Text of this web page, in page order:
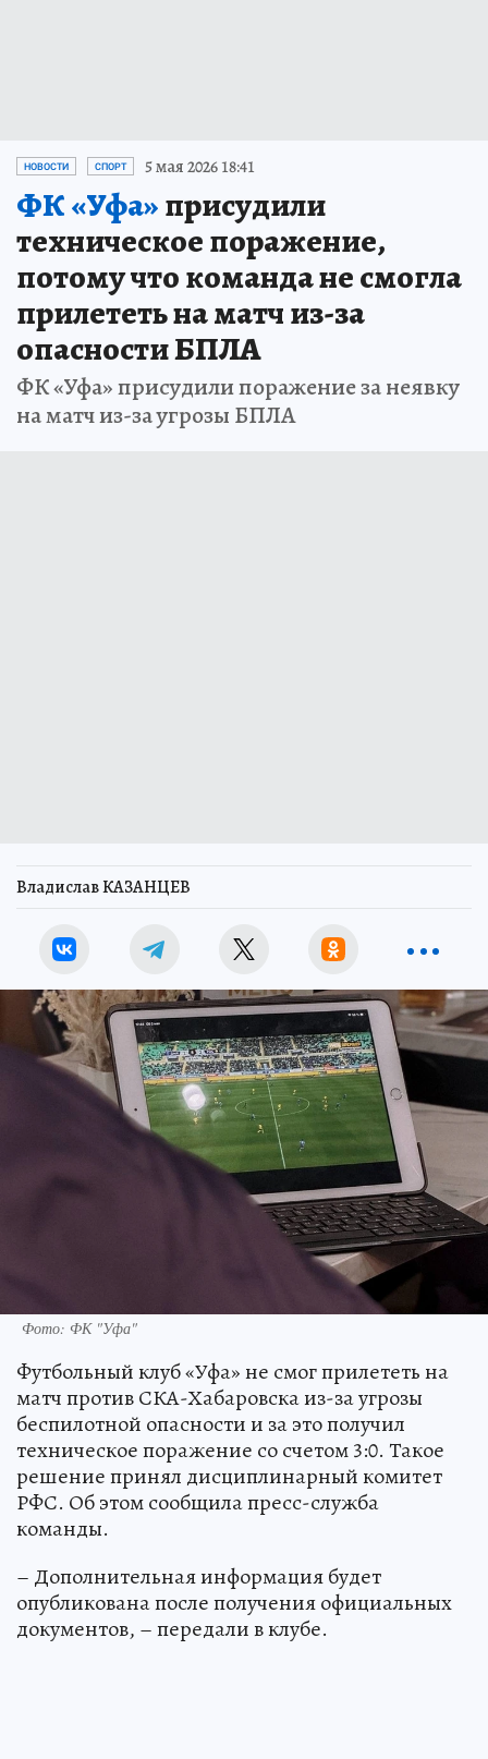
НОВОСТИ СПОРТ 5 мая 2026 18:41
ФК «Уфа»присудили
техническое поражение,
потому что команда не смогла
прилететь на матч из-за
опасности БПЛА
ФК «Уфа» присудили поражение за неявку
на матч из-за угрозы БПЛА
Владислав КАЗАНЦЕВ
Фото: ФК "Уфа"
Футбольный клуб «Уфа» не смог прилететь на
матч против СКА-Хабаровска из-за угрозы
беспилотной опасности и за это получил
техническое поражение со счетом 3:0. Такое
решение принял дисциплинарный комитет
РФС. Об этом сообщила пресс-служба
команды.
– Дополнительная информация будет
опубликована после получения официальных
документов, – передали в клубе.